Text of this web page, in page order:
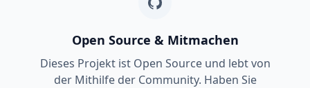
Open Source & Mitmachen
Dieses Projekt ist Open Source und lebt von
der Mithilfe der Community. Haben Sie